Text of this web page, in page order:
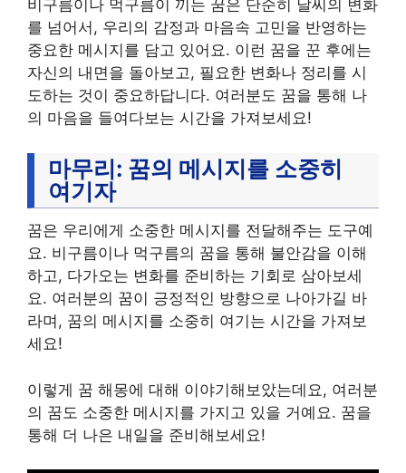
비구름이나 먹구름이 끼는 꿈은 단순히 날씨의 변화
를 넘어서, 우리의 감정과 마음속 고민을 반영하는
중요한 메시지를 담고 있어요. 이런 꿈을 꾼 후에는
자신의 내면을 돌아보고, 필요한 변화나 정리를 시
도하는 것이 중요하답니다. 여러분도 꿈을 통해 나
의 마음을 들여다보는 시간을 가져보세요!
마무리: 꿈의 메시지를 소중히
여기자
꿈은 우리에게 소중한 메시지를 전달해주는 도구예
요. 비구름이나 먹구름의 꿈을 통해 불안감을 이해
하고, 다가오는 변화를 준비하는 기회로 삼아보세
요. 여러분의 꿈이 긍정적인 방향으로 나아가길 바
라며, 꿈의 메시지를 소중히 여기는 시간을 가져보
세요!
이렇게 꿈 해몽에 대해 이야기해보았는데요, 여러분
의 꿈도 소중한 메시지를 가지고 있을 거예요. 꿈을
통해 더 나은 내일을 준비해보세요!